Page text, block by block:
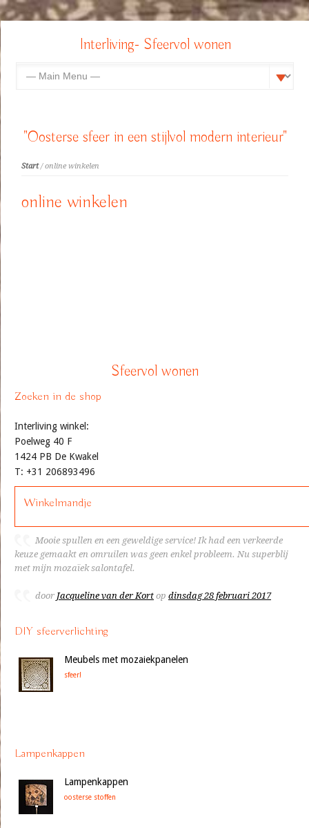
Interliving- Sfeervol wonen
"Oosterse sfeer in een stijlvol modern interieur"
Start/ online winkelen
online winkelen
Sfeervol wonen
Zoeken in de shop
Interliving winkel:
Poelweg 40 F
1424 PB De Kwakel
T: +31 206893496
Winkelmandje
Mooie spullen en een geweldige service! Ik had een verkeerde
keuze gemaakt en omruilen was geen enkel probleem. Nu superblij
met mijn mozaïek salontafel.
door Jacqueline van der Kort op dinsdag 28 februari 2017
DIY sfeerverlichting
Meubels met mozaiekpanelen
sfeer!
Lampenkappen
Lampenkappen
oosterse stoffen